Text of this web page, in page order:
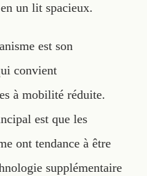
un lit spacieux.
est son
convient
à mobilité réduite.
est que les
ont tendance à être
supplémentaire